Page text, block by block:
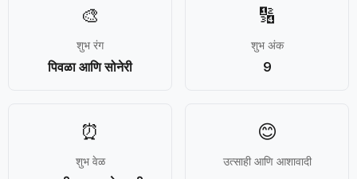
🎨
शुभ रंग
पिवळा आणि सोनेरी
🔢
शुभ अंक
9
⏰
शुभ वेळ
😊
उत्साही आणि आशावादी